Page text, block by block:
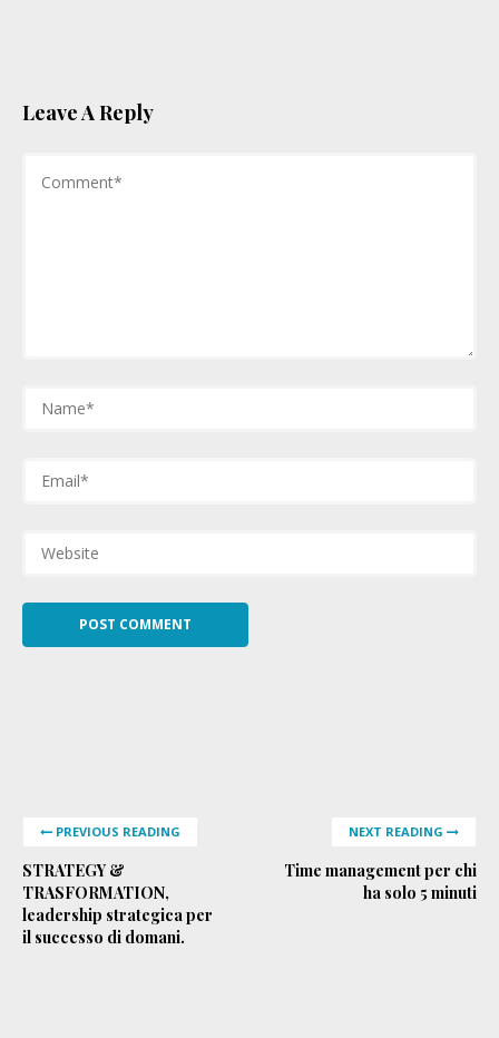
Leave A Reply
PREVIOUS READING
STRATEGY &
TRASFORMATION,
leadership strategica per
il successo di domani.
NEXT READING
Time management per chi
ha solo 5 minuti